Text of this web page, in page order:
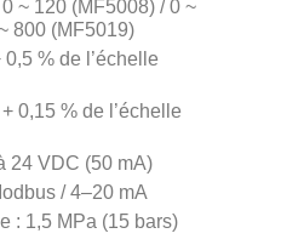
~ 120 (MF5008) / 0 ~
800 (MF5019)
% de l’échelle
0,15 % de l’échelle
24 VDC (50 mA)
/ 4–20 mA
: 1,5 MPa (15 bars)